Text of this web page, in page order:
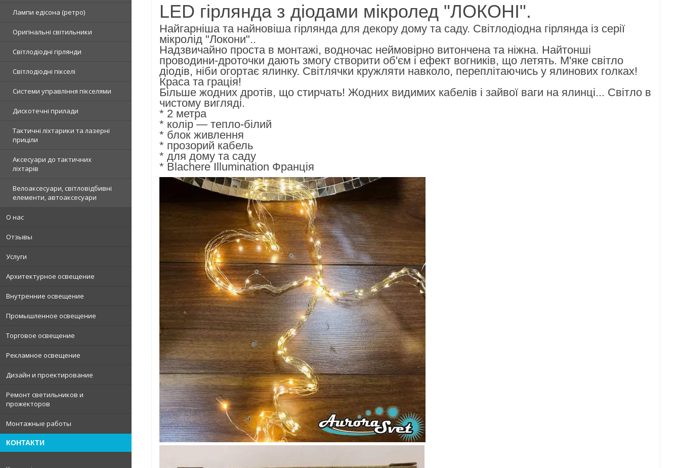
Лампи едісона (ретро)
Оригінальні світильники
Світлодіодні гірлянди
Світлодіодні пікселі
Системи управління пікселями
Дискотечні прилади
Тактичні ліхтарики та лазерні
приціли
Аксесуари до тактичних
ліхтарів
Велоаксесуари, світловідбивні
елементи, автоаксесуари
О нас
Отзывы
Услуги
Архитектурное освещение
Внутренние освещение
Промышленное освещение
Торговое освещение
Рекламное освещение
Дизайн и проектирование
Ремонт светильников и
прожекторов
Монтажные работы
КОНТАКТИ
LED гірлянда з діодами мікролед "ЛОКОНІ".
Найгарніша та найновіша гірлянда для декору дому та саду. Світлодіодна гірлянда із серії
мікролід "Локони"..
Надзвичайно проста в монтажі, водночас неймовірно витончена та ніжна. Найтонші
проводини-дроточки дають змогу створити об'єм і ефект вогників, що летять. М'яке світло
діодів, ніби огортає ялинку. Світлячки кружляти навколо, переплітаючись у ялинових голках!
Краса та грація!
Більше жодних дротів, що стирчать! Жодних видимих кабелів і зайвої ваги на ялинці... Світло в
чистому вигляді.
* 2 метра
* колір — тепло-білий
* блок живлення
* прозорий кабель
* для дому та саду
* Blachere Illumination Франція